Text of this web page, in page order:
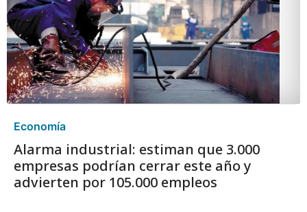
Economía
Alarma industrial: estiman que 3.000
empresas podrían cerrar este año y
advierten por 105.000 empleos